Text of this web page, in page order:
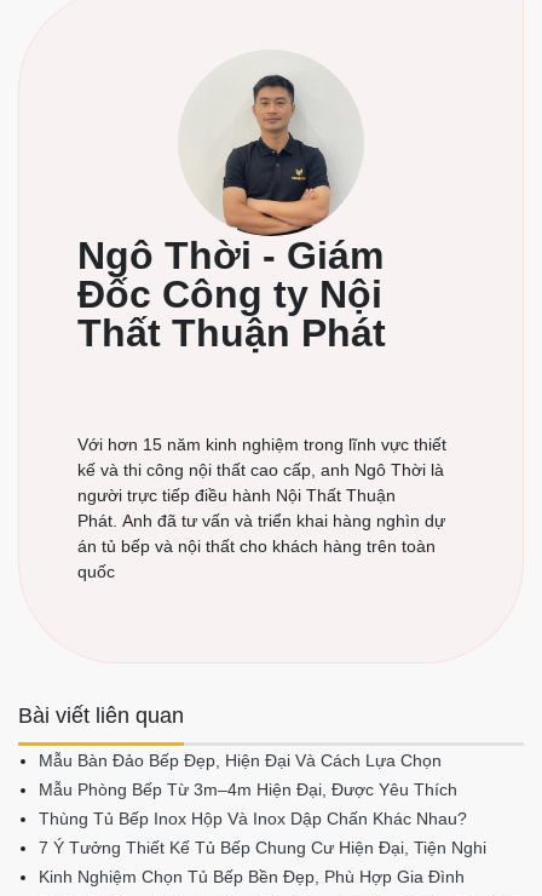
Ngô Thời - Giám
Đốc Công ty Nội
Thất Thuận Phát
Với hơn 15 năm kinh nghiệm trong lĩnh vực thiết
kế và thi công nội thất cao cấp, anh Ngô Thời là
người trực tiếp điều hành Nội Thất Thuận
Phát. Anh đã tư vấn và triển khai hàng nghìn dự
án tủ bếp và nội thất cho khách hàng trên toàn
quốc
Bài viết liên quan
Mẫu Bàn Đảo Bếp Đẹp, Hiện Đại Và Cách Lựa Chọn
Mẫu Phòng Bếp Từ 3m–4m Hiện Đại, Được Yêu Thích
Thùng Tủ Bếp Inox Hộp Và Inox Dập Chấn Khác Nhau?
7 Ý Tưởng Thiết Kế Tủ Bếp Chung Cư Hiện Đại, Tiện Nghi
Kinh Nghiệm Chọn Tủ Bếp Bền Đẹp, Phù Hợp Gia Đình